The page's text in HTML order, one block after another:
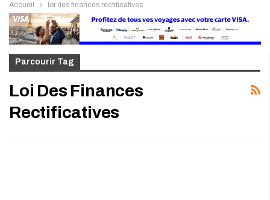
Accueil loi des finances rectificatives
Parcourir Tag
Loi Des Finances
Rectificatives